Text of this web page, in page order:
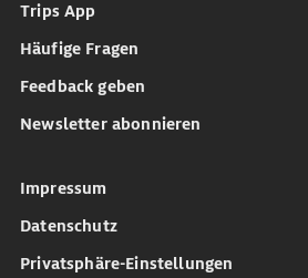
Trips App
Häufige Fragen
Feedback geben
Newsletter abonnieren
Impressum
Datenschutz
Privatsphäre-Einstellungen